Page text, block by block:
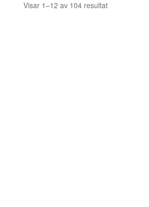
Visar 1–12 av 104 resultatSortera